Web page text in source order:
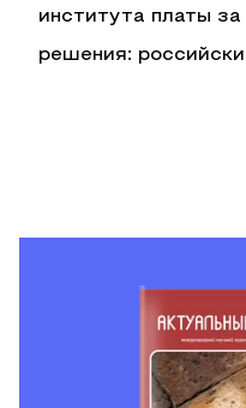
института платы
решения: